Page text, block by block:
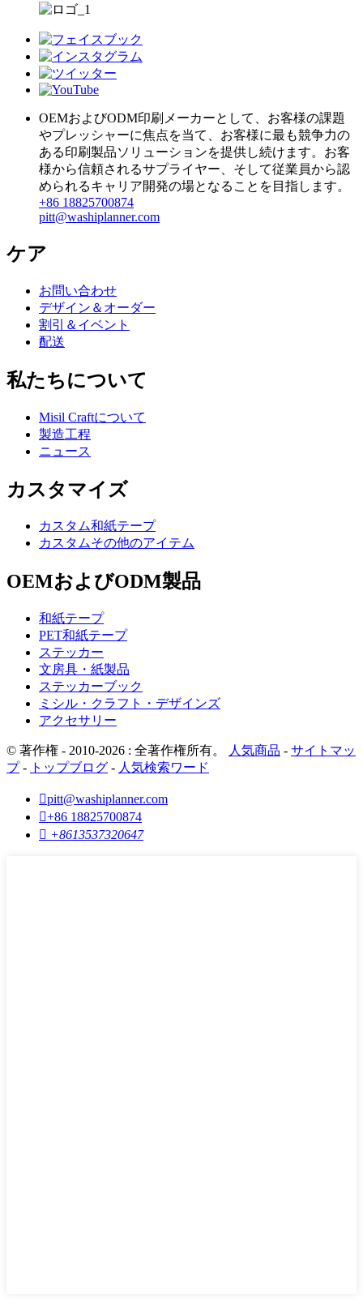
OEMおよびODM印刷メーカーとして、お客様の課題
やプレッシャーに焦点を当て、お客様に最も競争力の
ある印刷製品ソリューションを提供し続けます。お客
様から信頼されるサプライヤー、そして従業員から認
められるキャリア開発の場となることを目指します。
+86 18825700874
pitt@washiplanner.com
ケア
お問い合わせ
デザイン＆オーダー
割引＆イベント
配送
私たちについて
Misil Craftについて
製造工程
ニュース
カスタマイズ
カスタム和紙テープ
カスタムその他のアイテム
OEMおよびODM製品
和紙テープ
PET和紙テープ
ステッカー
文房具・紙製品
ステッカーブック
ミシル・クラフト・デザインズ
アクセサリー
© 著作権 - 2010-2026 : 全著作権所有。 人気商品 - サイトマッ
プ- トップブログ - 人気検索ワード
pitt@washiplanner.com
+86 18825700874
 +8613537320647